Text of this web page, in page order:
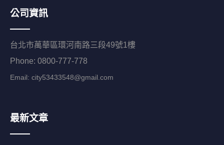
公司資訊
台北市萬華區環河南路三段49號1樓
Phone: 0800-777-778
Email: city53433548@gmail.com
最新文章